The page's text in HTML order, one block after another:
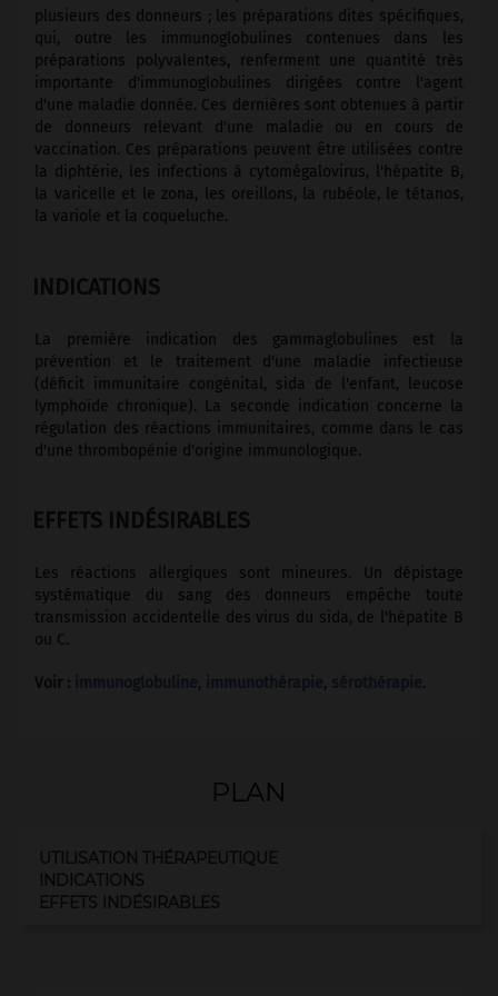
plusieurs des donneurs ; les préparations dites spécifiques,
qui, outre les immunoglobulines contenues dans les
préparations polyvalentes, renferment une quantité très
importante d'immunoglobulines dirigées contre l'agent
d'une maladie donnée. Ces dernières sont obtenues à partir
de donneurs relevant d'une maladie ou en cours de
vaccination. Ces préparations peuvent être utilisées contre
la diphtérie, les infections à cytomégalovirus, l'hépatite B,
la varicelle et le zona, les oreillons, la rubéole, le tétanos,
la variole et la coqueluche.
INDICATIONS
La première indication des gammaglobulines est la
prévention et le traitement d'une maladie infectieuse
(déficit immunitaire congénital, sida de l'enfant, leucose
lymphoïde chronique). La seconde indication concerne la
régulation des réactions immunitaires, comme dans le cas
d'une thrombopénie d'origine immunologique.
EFFETS INDÉSIRABLES
Les réactions allergiques sont mineures. Un dépistage
systématique du sang des donneurs empêche toute
transmission accidentelle des virus du sida, de l'hépatite B
ou C.
Voir : , , .
PLAN
UTILISATION THÉRAPEUTIQUE
INDICATIONS
EFFETS INDÉSIRABLES